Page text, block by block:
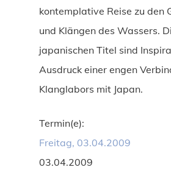
kontemplative Reise zu den
und Klängen des Wassers.
japanischen Titel sind
Ausdruck einer engen
Klanglabors mit Japan.
Termin(e):
Freitag, 03.04.2009
03.04.2009